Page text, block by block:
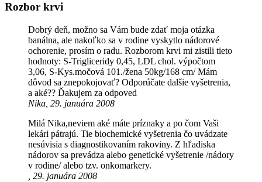
Rozbor krvi
Dobrý deň, možno sa Vám bude zdať moja otázka
banálna, ale nakoľko sa v rodine vyskytlo nádorové
ochorenie, prosím o radu. Rozborom krvi mi zistili tieto
hodnoty: S-Trigliceridy 0,45, LDL chol. výpočtom
3,06, S-Kys.močová 101./žena 50kg/168 cm/ Mám
dôvod sa znepokojovať? Odporúčate dalšie vyšetrenia,
a aké?? Ďakujem za odpoved
Nika, 29. januára 2008
Milá Nika,neviem aké máte príznaky a po čom Vaši
lekári pátrajú. Tie biochemické vyšetrenia čo uvádzate
nesúvisia s diagnostikovaním rakoviny. Z hľadiska
nádorov sa prevádza alebo genetické vyšetrenie /nádory
v rodine/ alebo tzv. onkomarkery.
, 29. januára 2008